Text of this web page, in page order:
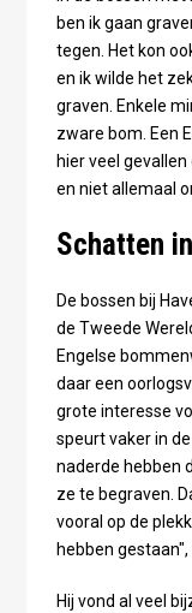
ben ik gaan
tegen. Het kon
en ik wilde het
graven. Enkele
zware bom. Een
hier veel
en niet allemaal
Schatten
De bossen bij
de Tweede
Engelse
daar een
grote interesse
speurt vaker in
naderde hebben
ze te begraven.
vooral op de
hebben gestaan",
Hij vond al veel